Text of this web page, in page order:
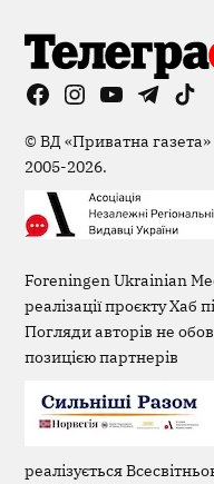
FacebookInstagram
YouTubeTelegram
©ВД «Приватна газета»
2005-2026.
Foreningen Ukrainian
реалізації проєкту Хаб
Погляди авторів не
позицією партнерів
реалізується